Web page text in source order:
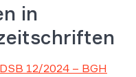
in
12/2024 – BGH